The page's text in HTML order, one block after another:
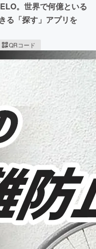
。世界で何億といる
る「探す」アプリを
QRコード